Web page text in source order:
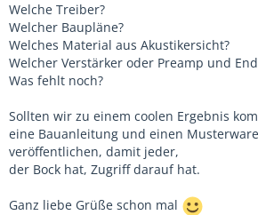
Welche Treiber?
Welcher Baupläne?
Welches Material aus Akustikersicht?
Welcher Verstärker oder Preamp und
Was fehlt noch?
Sollten wir zu einem coolen Ergebnis
eine Bauanleitung und einen
veröffentlichen, damit jeder,
der Bock hat, Zugriff darauf hat.
Ganz liebe Grüße schon mal